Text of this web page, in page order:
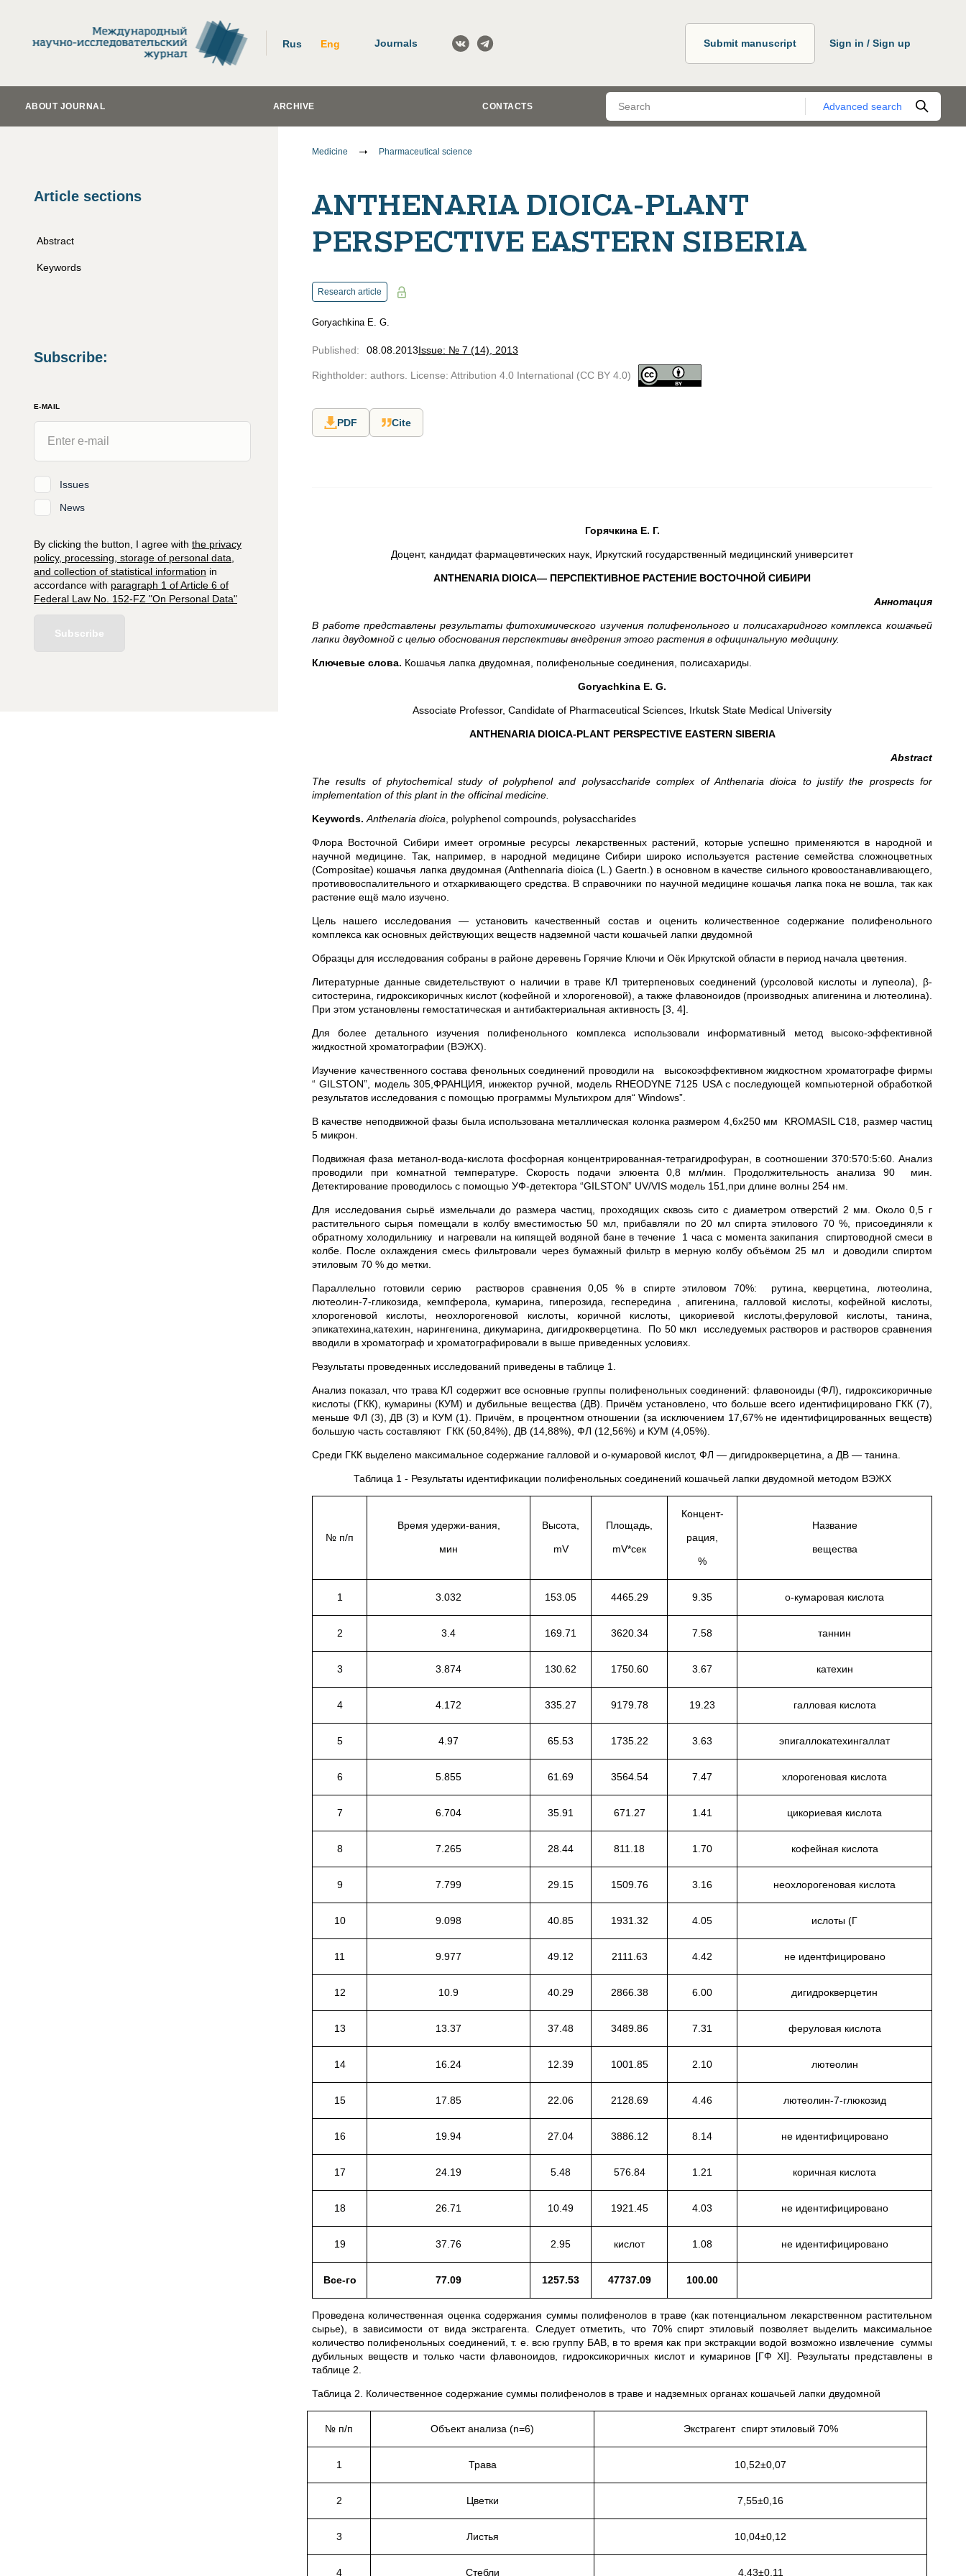
Rus Eng Journals Submit manuscript Sign in / Sign up
ABOUT JOURNAL ARCHIVE CONTACTS Advanced search
Article sections
Abstract
Keywords
Subscribe:
E-MAIL
Issues
News
By clicking the button, I agree with the privacy
policy, processing, storage of personal data,
and collection of statistical information in
accordance with paragraph 1 of Article 6 of
Federal Law No. 152-FZ "On Personal Data"
Subscribe
Medicine Pharmaceutical science
ANTHENARIA DIOICA-PLANT
PERSPECTIVE EASTERN SIBERIA
Research article
Goryachkina E. G.
Published: 08.08.2013Issue: № 7 (14), 2013
Rightholder: authors. License: Attribution 4.0 International (CC BY 4.0)
PDF Cite
Горячкина Е. Г.
Доцент, кандидат фармацевтических наук, Иркутский государственный медицинский университет
ANTHENARIA DIOICA— ПЕРСПЕКТИВНОЕ РАСТЕНИЕ ВОСТОЧНОЙ СИБИРИ
Аннотация
В работе представлены результаты фитохимического изучения полифенольного и полисахаридного комплекса кошачьей
лапки двудомной с целью обоснования перспективы внедрения этого растения в официнальную медицину.
Ключевые слова. Кошачья лапка двудомная, полифенольные соединения, полисахариды.
Goryachkina E. G.
Associate Professor, Candidate of Pharmaceutical Sciences, Irkutsk State Medical University
ANTHENARIA DIOICA-PLANT PERSPECTIVE EASTERN SIBERIA
Abstract
The results of phytochemical study of polyphenol and polysaccharide complex of Anthenaria dioica to justify the prospects for
implementation of this plant in the officinal medicine.
Keywords. Anthenaria dioica , polyphenol compounds, polysaccharides
Флора Восточной Сибири имеет огромные ресурсы лекарственных растений, которые успешно применяются в народной и
научной медицине. Так, например, в народной медицине Сибири широко используется растение семейства сложноцветных
(Compositae) кошачья лапка двудомная (Anthennaria dioica (L.) Gaertn.) в основном в качестве сильного кровоостанавливающего,
противовоспалительного и отхаркивающего средства. В справочники по научной медицине кошачья лапка пока не вошла, так как
растение ещё мало изучено.
Цель нашего исследования — установить качественный состав и оценить количественное содержание полифенольного
комплекса как основных действующих веществ надземной части кошачьей лапки двудомной
Образцы для исследования собраны в районе деревень Горячие Ключи и Оёк Иркутской области в период начала цветения.
Литературные данные свидетельствуют о наличии в траве КЛ тритерпеновых соединений (урсоловой кислоты и лупеола), β-
ситостерина, гидроксикоричных кислот (кофейной и хлорогеновой), а также флавоноидов (производных апигенина и лютеолина).
При этом установлены гемостатическая и антибактериальная активность [3, 4].
Для более детального изучения полифенольного комплекса использовали информативный метод высоко-эффективной
жидкостной хроматографии (ВЭЖХ).
Изучение качественного состава фенольных соединений проводили на высокоэффективном жидкостном хроматографе фирмы
“ GILSTON”, модель 305,ФРАНЦИЯ, инжектор ручной, модель RHEODYNE 7125 USA с последующей компьютерной обработкой
результатов исследования с помощью программы Мультихром для“ Windows”.
В качестве неподвижной фазы была использована металлическая колонка размером 4,6х250 мм KROMASIL C18, размер частиц
5 микрон.
Подвижная фаза метанол-вода-кислота фосфорная концентрированная-тетрагидрофуран, в соотношении 370:570:5:60. Анализ
проводили при комнатной температуре. Скорость подачи элюента 0,8 мл/мин. Продолжительность анализа 90 мин.
Детектирование проводилось с помощью УФ-детектора “GILSTON” UV/VIS модель 151,при длине волны 254 нм.
Для исследования сырьё измельчали до размера частиц, проходящих сквозь сито с диаметром отверстий 2 мм. Около 0,5 г
растительного сырья помещали в колбу вместимостью 50 мл, прибавляли по 20 мл спирта этилового 70 %, присоединяли к
обратному холодильнику и нагревали на кипящей водяной бане в течение 1 часа с момента закипания спиртоводной смеси в
колбе. После охлаждения смесь фильтровали через бумажный фильтр в мерную колбу объёмом 25 мл и доводили спиртом
этиловым 70 % до метки.
Параллельно готовили серию растворов сравнения 0,05 % в спирте этиловом 70%: рутина, кверцетина, лютеолина,
лютеолин-7-гликозида, кемпферола, кумарина, гиперозида, геспередина , апигенина, галловой кислоты, кофейной кислоты,
хлорогеновой кислоты, неохлорогеновой кислоты, коричной кислоты, цикориевой кислоты,феруловой кислоты, танина,
эпикатехина,катехин, нарингенина, дикумарина, дигидрокверцетина. По 50 мкл исследуемых растворов и растворов сравнения
вводили в хроматограф и хроматографировали в выше приведенных условиях.
Результаты проведенных исследований приведены в таблице 1.
Анализ показал, что трава КЛ содержит все основные группы полифенольных соединений: флавоноиды (ФЛ), гидроксикоричные
кислоты (ГКК), кумарины (КУМ) и дубильные вещества (ДВ). Причём установлено, что больше всего идентифицировано ГКК (7),
меньше ФЛ (3), ДВ (3) и КУМ (1). Причём, в процентном отношении (за исключением 17,67% не идентифицированных веществ)
большую часть составляют ГКК (50,84%), ДВ (14,88%), ФЛ (12,56%) и КУМ (4,05%).
Среди ГКК выделено максимальное содержание галловой и о-кумаровой кислот, ФЛ — дигидрокверцетина, а ДВ — танина.
Таблица 1 - Результаты идентификации полифенольных соединений кошачьей лапки двудомной методом ВЭЖХ
№ п/п
Время удержи-вания,
мин
Высота,
mV
Площадь,
mV*сек
Концент-
рация,
%
Название
вещества
1 3.032 153.05 4465.29 9.35 о-кумаровая кислота
2 3.4 169.71 3620.34 7.58 таннин
3 3.874 130.62 1750.60 3.67 катехин
4 4.172 335.27 9179.78 19.23 галловая кислота
5 4.97 65.53 1735.22 3.63 эпигаллокатехингаллат
6 5.855 61.69 3564.54 7.47 хлорогеновая кислота
7 6.704 35.91 671.27 1.41 цикориевая кислота
8 7.265 28.44 811.18 1.70 кофейная кислота
9 7.799 29.15 1509.76 3.16 неохлорогеновая кислота
10 9.098 40.85 1931.32 4.05 ислоты (Г
11 9.977 49.12 2111.63 4.42 не идентфицировано
12 10.9 40.29 2866.38 6.00 дигидрокверцетин
13 13.37 37.48 3489.86 7.31 феруловая кислота
14 16.24 12.39 1001.85 2.10 лютеолин
15 17.85 22.06 2128.69 4.46 лютеолин-7-глюкозид
16 19.94 27.04 3886.12 8.14 не идентифицировано
17 24.19 5.48 576.84 1.21 коричная кислота
18 26.71 10.49 1921.45 4.03 не идентифицировано
19 37.76 2.95 кислот 1.08 не идентифицировано
Все-го 77.09 1257.53 47737.09 100.00
Проведена количественная оценка содержания суммы полифенолов в траве (как потенциальном лекарственном растительном
сырье), в зависимости от вида экстрагента. Следует отметить, что 70% спирт этиловый позволяет выделить максимальное
количество полифенольных соединений, т. е. всю группу БАВ, в то время как при экстракции водой возможно извлечение суммы
дубильных веществ и только части флавоноидов, гидроксикоричных кислот и кумаринов [ГФ XI]. Результаты представлены в
таблице 2.
Таблица 2. Количественное содержание суммы полифенолов в траве и надземных органах кошачьей лапки двудомной
№ п/п Объект анализа (n=6) Экстрагент спирт этиловый 70%
1 Трава 10,52±0,07
2 Цветки 7,55±0,16
3 Листья 10,04±0,12
4 Стебли 4,43±0,11